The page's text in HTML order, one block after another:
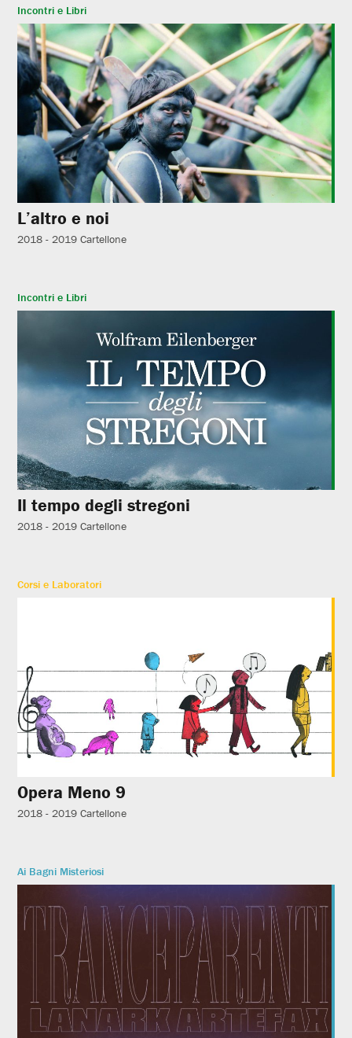
Incontri e Libri
L’altro e noi
2018 - 2019 Cartellone
Incontri e Libri
Il tempo degli stregoni
2018 - 2019 Cartellone
Corsi e Laboratori
Opera Meno 9
2018 - 2019 Cartellone
Ai Bagni Misteriosi